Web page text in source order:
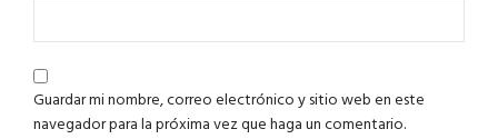
Guardar mi nombre, correo electrónico y sitio web en este
navegador para la próxima vez que haga un comentario.